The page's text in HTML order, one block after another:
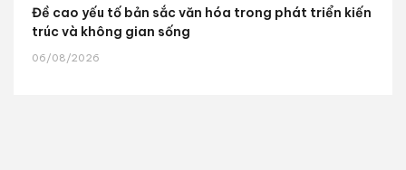
Đề cao yếu tố bản sắc văn hóa trong phát triển kiến
trúc và không gian sống
06/08/2026